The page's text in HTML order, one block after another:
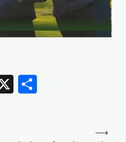
X
⟶